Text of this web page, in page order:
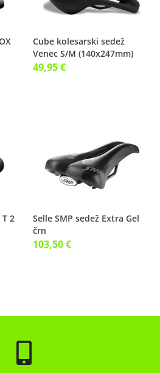
Cube kolesarski sedež
Venec S/M (140x247mm)
49,95 €
2
Selle SMP sedež Extra Gel
črn
103,50 €